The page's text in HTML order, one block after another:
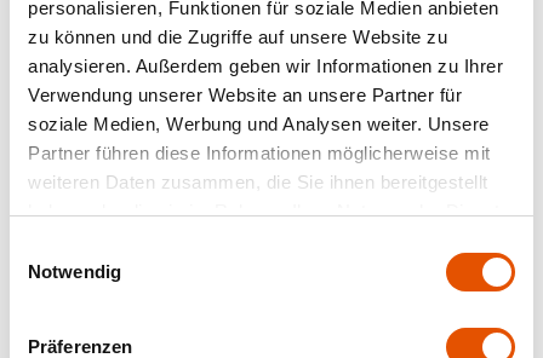
personalisieren, Funktionen für soziale Medien anbieten
zu können und die Zugriffe auf unsere Website zu
analysieren. Außerdem geben wir Informationen zu Ihrer
Verwendung unserer Website an unsere Partner für
soziale Medien, Werbung und Analysen weiter. Unsere
Partner führen diese Informationen möglicherweise mit
weiteren Daten zusammen, die Sie ihnen bereitgestellt
haben oder die sie im Rahmen Ihrer Nutzung der Dienste
Notwendig
Präferenzen
Alle Produkte